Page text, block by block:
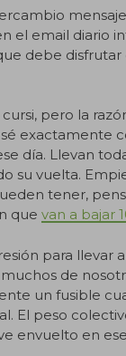
el email diario
debe disfrutar
pero la
exactamente
día. Llevan
su vuelta.
tener,
que van a bajar
para llevar
de
un fusible
El peso
envuelto en